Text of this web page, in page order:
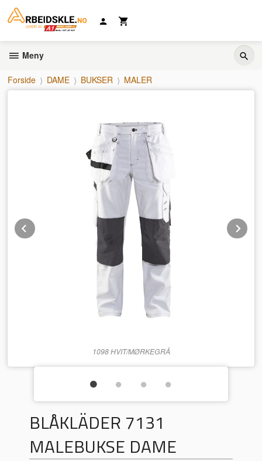
innholdet
Meny
Forside DAME BUKSER MALER
1098 HVIT/MØRKEGRÅ
Prev
BLÅKLÄDER 7131
MALEBUKSE DAME